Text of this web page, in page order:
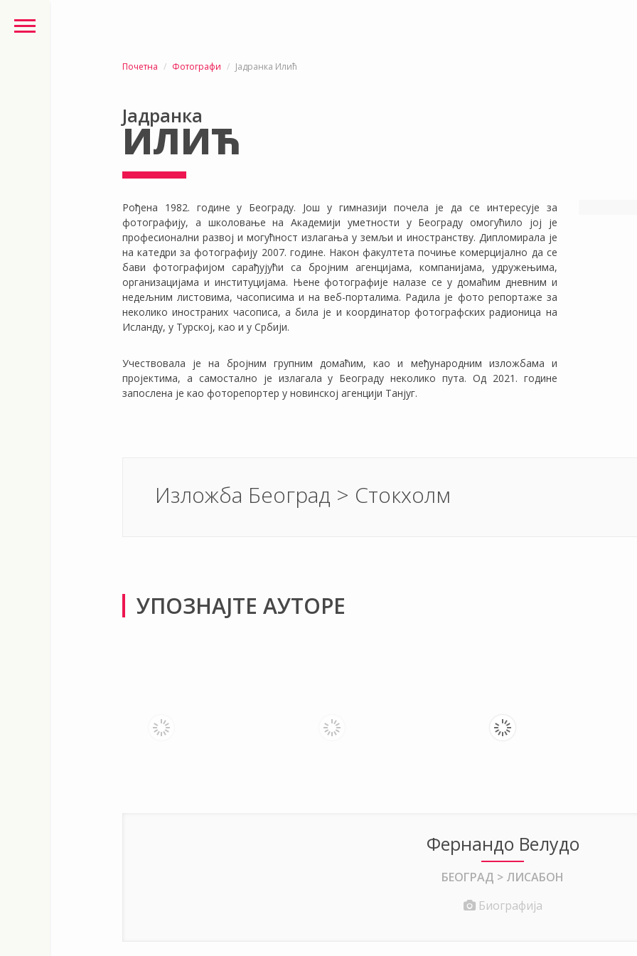
Почетна Фотографи Јадранка Илић
Јадранка
ИЛИЋ
Рођена 1982. године у Београду. Још у гимназији почела је да се интересује за
фотографију, а школовање на Академији уметности у Београду омогућило јој је
професионални развој и могућност излагања у земљи и иностранству. Дипломирала је
на катедри за фотографију 2007. године. Након факултета почиње комерцијално да се
бави фотографијом сарађујући са бројним агенцијама, компанијама, удружењима,
организацијама и институцијама. Њене фотографије налазе се у домаћим дневним и
недељним листовима, часописима и на веб-порталима. Радила је фото репортаже за
неколико иностраних часописа, а била је и координатор фотографских радионица на
Исланду, у Турској, као и у Србији.
Учествовала је на бројним групним домаћим, као и међународним изложбама и
пројектима, а самостално је излагала у Београду неколико пута. Од 2021. године
запослена је као фоторепортер у новинској агенцији Танјуг.
Изложба Београд > Стокхолм
УПОЗНАЈТЕ АУТОРЕ
Фернандо Велудо
БЕОГРАД > ЛИСАБОН
Биографија